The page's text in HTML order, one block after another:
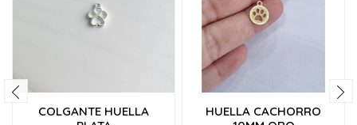
COLGANTE HUELLA
HUELLA CACHORRO